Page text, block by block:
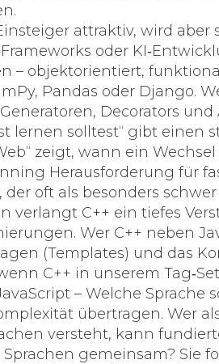
attraktiv, wird aber
oder
– objektorientiert,
Pandas oder Django.
Decorators
lernen solltest“ gibt
zeigt, wann ein
Herausforderung für
oft als besonders
verlangt C++ ein tiefes
Wer C++ neben
(Templates) und das
C++ in unserem
– Welche Sprache
übertragen. Wer
versteht, kann
gemeinsam? Sie